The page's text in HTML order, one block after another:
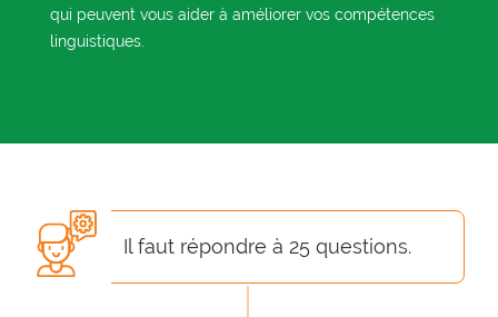
qui peuvent vous aider à améliorer vos compétences
linguistiques.
Il faut répondre à 25 questions.